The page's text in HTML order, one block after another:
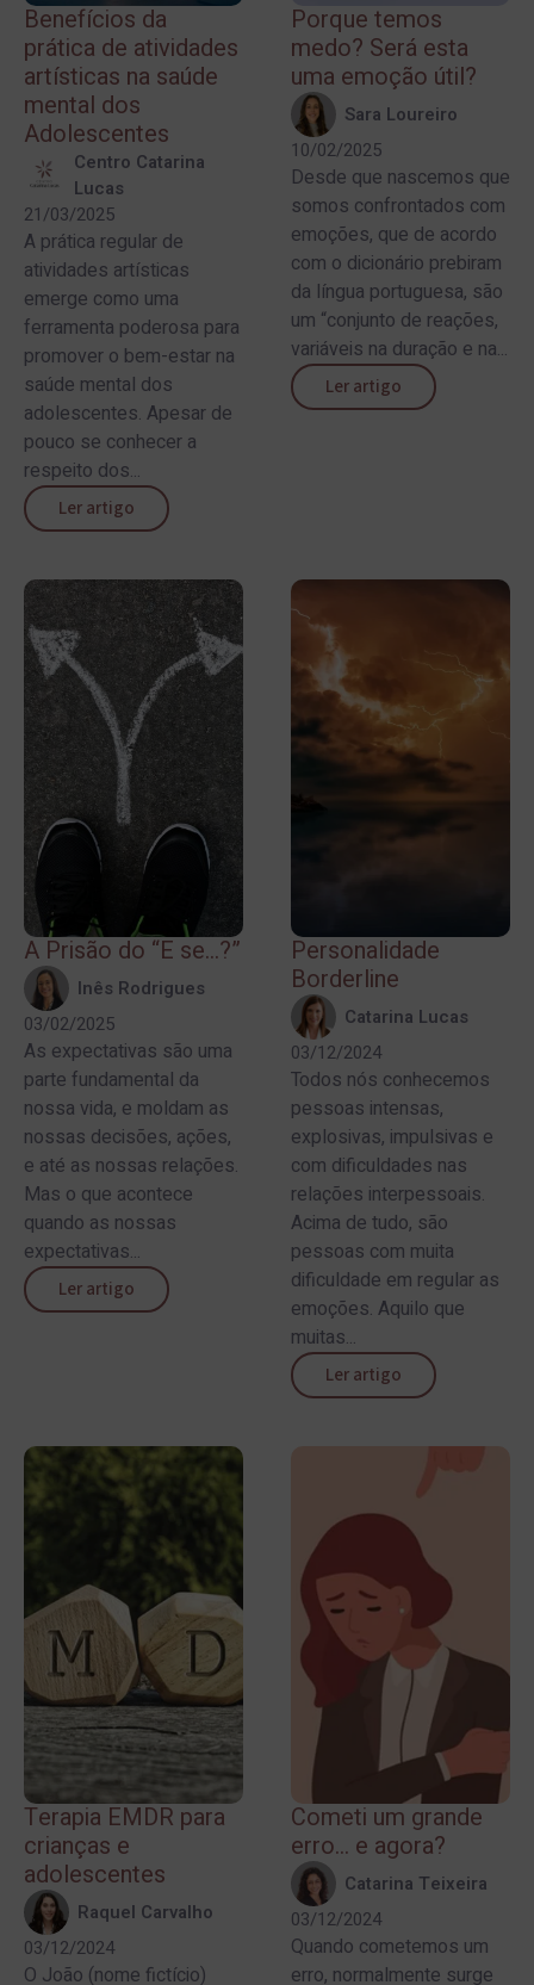
Benefícios da
prática de atividades
artísticas na saúde
mental dos
Adolescentes
Centro Catarina
Lucas
21/03/2025
A prática regular de
atividades artísticas
emerge como uma
ferramenta poderosa para
promover o bem-estar na
saúde mental dos
adolescentes. Apesar de
pouco se conhecer a
respeito dos...
Ler artigo
Porque temos
medo? Será esta
uma emoção útil?
Sara Loureiro
10/02/2025
Desde que nascemos que
somos confrontados com
emoções, que de acordo
com o dicionário prebiram
da língua portuguesa, são
um “conjunto de reações,
variáveis na duração e na...
Ler artigo
A Prisão do “E se…?”
Inês Rodrigues
03/02/2025
As expectativas são uma
parte fundamental da
nossa vida, e moldam as
nossas decisões, ações,
e até as nossas relações.
Mas o que acontece
quando as nossas
expectativas...
Ler artigo
Personalidade
Borderline
Catarina Lucas
03/12/2024
Todos nós conhecemos
pessoas intensas,
explosivas, impulsivas e
com dificuldades nas
relações interpessoais.
Acima de tudo, são
pessoas com muita
dificuldade em regular as
emoções. Aquilo que
muitas...
Ler artigo
Terapia EMDR para
crianças e
adolescentes
Raquel Carvalho
03/12/2024
O João (nome fictício)
Cometi um grande
erro… e agora?
Catarina Teixeira
03/12/2024
Quando cometemos um
erro, normalmente surge